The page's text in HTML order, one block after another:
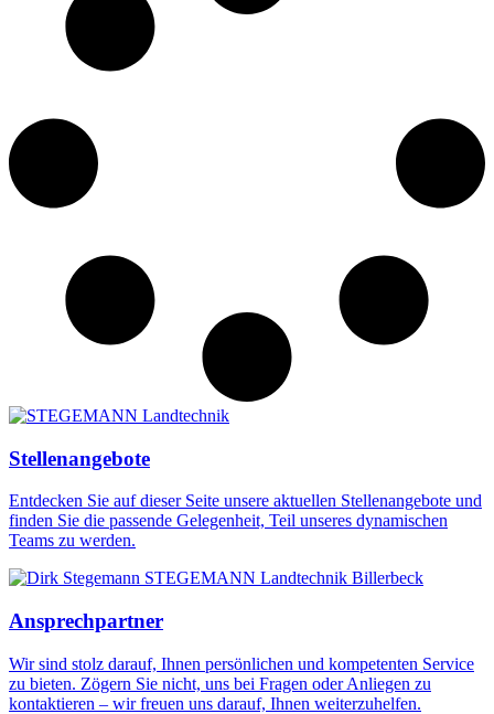
Stellenangebote
Entdecken Sie auf dieser Seite unsere aktuellen Stellenangebote und
finden Sie die passende Gelegenheit, Teil unseres dynamischen
Teams zu werden.
Ansprechpartner
Wir sind stolz darauf, Ihnen persönlichen und kompetenten Service
zu bieten. Zögern Sie nicht, uns bei Fragen oder Anliegen zu
kontaktieren – wir freuen uns darauf, Ihnen weiterzuhelfen.